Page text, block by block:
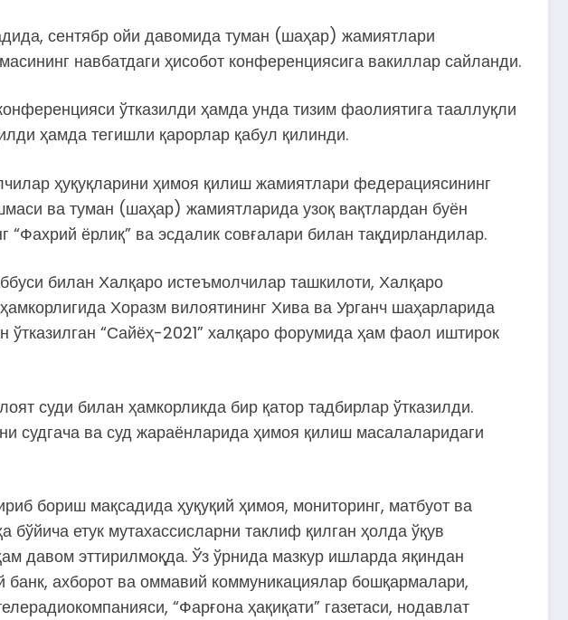
сентябр ойи давомида туман (шаҳар) жамиятлари
навбатдаги ҳисобот конференциясига вакиллар сайланди.
ўтказилди ҳамда унда тизим фаолиятига тааллуқли
ҳамда тегишли қарорлар қабул қилинди.
ҳуқуқларини ҳимоя қилиш жамиятлари федерациясининг
ва туман (шаҳар) жамиятларида узоқ вақтлардан буён
ёрлиқ” ва эсдалик совғалари билан тақдирландилар.
билан Халқаро истеъмолчилар ташкилоти, Халқаро
Хоразм вилоятининг Хива ва Урганч шаҳарларида
“Сайёҳ-2021” халқаро форумида ҳам фаол иштирок
суди билан ҳамкорликда бир қатор тадбирлар ўтказилди.
судгача ва суд жараёнларида ҳимоя қилиш масалаларидаги
бориш мақсадида ҳуқуқий ҳимоя, мониторинг, матбуот ва
етук мутахассисларни таклиф қилган ҳолда ўқув
давом эттирилмоқда. Ўз ўрнида мазкур ишларда яқиндан
ахборот ва оммавий коммуникациялар бошқармалари,
“Фарғона ҳақиқати” газетаси, нодавлат